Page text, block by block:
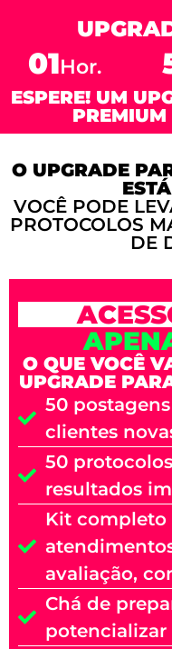
01Hor.
ESPERE! UM
PREMIUM
O UPGRADE
VOCÊ PODE
PROTOCOLOS
DE
O QUE VOCÊ
UPGRADE
50
clientes
50
resultados
Kit completo
avaliação,
Chá de
potencializar